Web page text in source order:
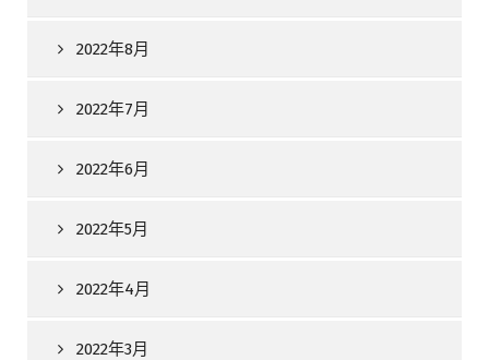
2022年8月
2022年7月
2022年6月
2022年5月
2022年4月
2022年3月